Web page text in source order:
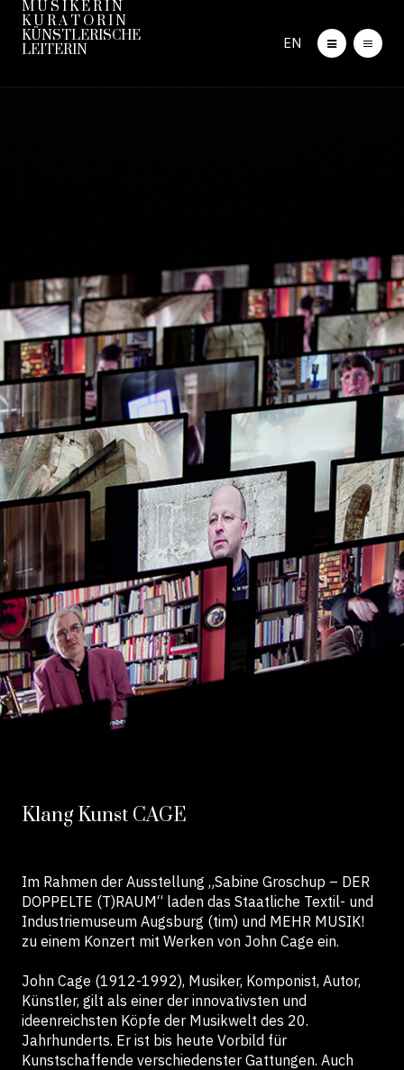
M U S I K E R I N
K U R A T O R I N
KÜNSTLERISCHE
LEITERIN
EN
Klang Kunst CAGE
Im Rahmen der Ausstellung „Sabine Groschup – DER
DOPPELTE (T)RAUM“ laden das Staatliche Textil- und
Industriemuseum Augsburg (tim) und MEHR MUSIK!
zu einem Konzert mit Werken von John Cage ein.
John Cage (1912-1992), Musiker, Komponist, Autor,
Künstler, gilt als einer der innovativsten und
ideenreichsten Köpfe der Musikwelt des 20.
Jahrhunderts. Er ist bis heute Vorbild für
Kunstschaffende verschiedenster Gattungen. Auch